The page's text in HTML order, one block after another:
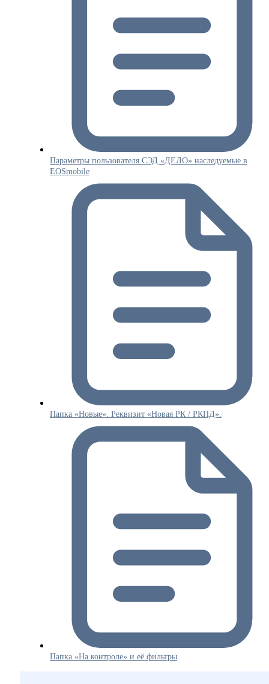
Параметры пользователя СЭД «ДЕЛО» наследуемые в
EOSmobile
Папка «Новые». Реквизит «Новая РК / РКПД».
Папка «На контроле» и её фильтры